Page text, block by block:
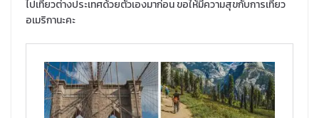
ไปเที่ยวต่างประเทศด้วยตัวเองมาก่อน ขอให้มีความสุขกับการเที่ยว
อเมริกานะคะ